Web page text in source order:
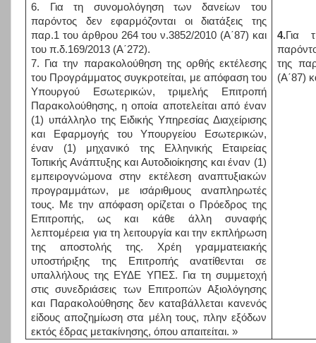
6. Για τη συνομολόγηση των δανείων του
παρόντος δεν εφαρμόζονται οι διατάξεις της
παρ.1 του άρθρου 264 του ν.3852/2010 (Α΄87) και
του π.δ.169/2013 (Α΄272).
7. Για την παρακολούθηση της ορθής εκτέλεσης
του Προγράμματος συγκροτείται, με απόφαση του
Υπουργού Εσωτερικών, τριμελής Επιτροπή
Παρακολούθησης, η οποία αποτελείται από έναν
(1) υπάλληλο της Ειδικής Υπηρεσίας Διαχείρισης
και Εφαρμογής του Υπουργείου Εσωτερικών,
έναν (1) μηχανικό της Ελληνικής Εταιρείας
Τοπικής Ανάπτυξης και Αυτοδιοίκησης και έναν (1)
εμπειρογνώμονα στην εκτέλεση αναπτυξιακών
προγραμμάτων, με ισάριθμους αναπληρωτές
τους. Με την απόφαση ορίζεται ο Πρόεδρος της
Επιτροπής, ως και κάθε άλλη συναφής
λεπτομέρεια για τη λειτουργία και την εκπλήρωση
της αποστολής της. Χρέη γραμματειακής
υποστήριξης της Επιτροπής ανατίθενται σε
υπαλλήλους της ΕΥΔΕ ΥΠΕΣ. Για τη συμμετοχή
στις συνεδριάσεις των Επιτροπών Αξιολόγησης
και Παρακολούθησης δεν καταβάλλεται κανενός
είδους αποζημίωση στα μέλη τους, πλην εξόδων
εκτός έδρας μετακίνησης, όπου απαιτείται. »
4.Για
της
(Α΄87)